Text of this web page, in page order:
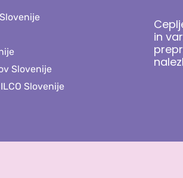
Slovenije
Slovenije
in